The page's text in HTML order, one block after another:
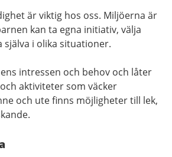
är viktig hos oss. Miljöerna är
kan ta egna initiativ, välja
i olika situationer.
intressen och behov och låter
aktiviteter som väcker
och ute finns möjligheter till lek,